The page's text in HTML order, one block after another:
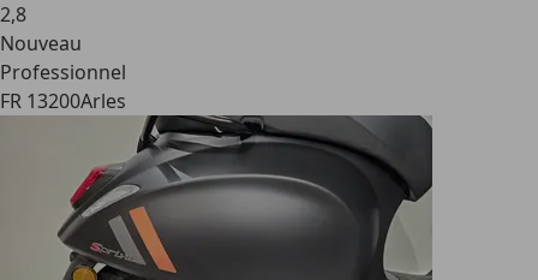
2,8
Nouveau
Professionnel
FR 13200Arles